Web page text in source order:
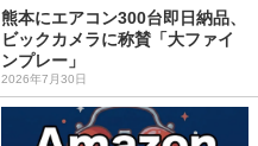
熊本にエアコン300台即日納品、
ビックカメラに称賛「大ファイ
ンプレー」
2026年7月30日